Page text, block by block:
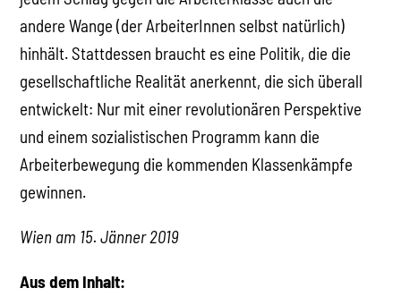
andere Wange (der ArbeiterInnen selbst natürlich)
hinhält. Stattdessen braucht es eine Politik, die die
gesellschaftliche Realität anerkennt, die sich überall
entwickelt: Nur mit einer revolutionären Perspektive
und einem sozialistischen Programm kann die
Arbeiterbewegung die kommenden Klassenkämpfe
gewinnen.
Wien am 15. Jänner 2019
Aus dem Inhalt: